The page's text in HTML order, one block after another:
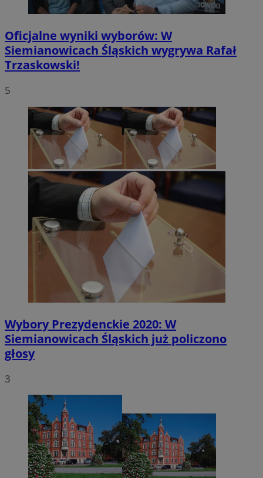
Oficjalne wyniki wyborów: W
Siemianowicach Śląskich wygrywa Rafał
Trzaskowski!
5
Wybory Prezydenckie 2020: W
Siemianowicach Śląskich już policzono
głosy
3